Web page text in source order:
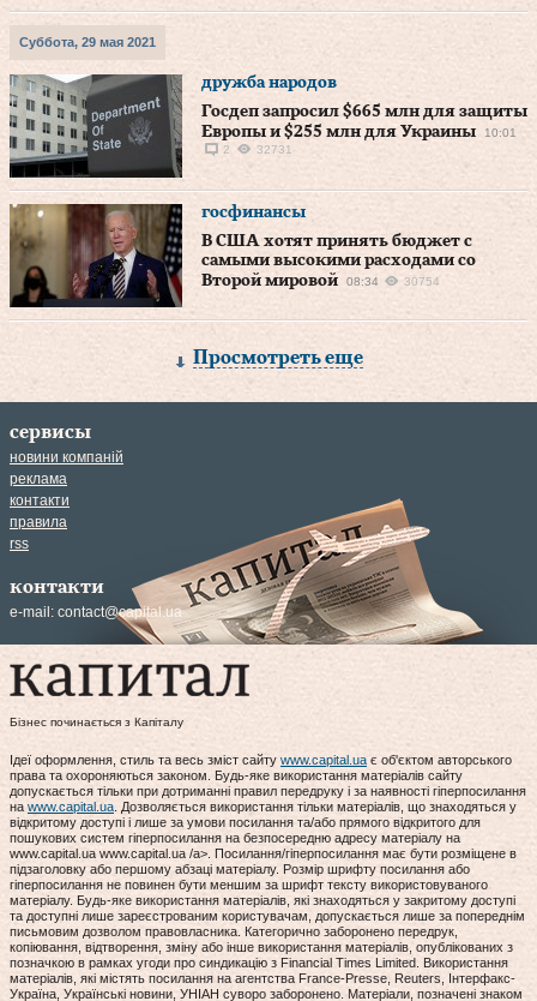
Суббота, 29 мая 2021
дружба народов
Госдеп запросил $665 млн для защиты
Европы и $255 млн для Украины
10:01
2
32731
госфинансы
В США хотят принять бюджет с
самыми высокими расходами со
Второй мировой
08:34 30754
Просмотреть еще
сервисы
новини компаній
реклама
контакти
правила
rss
контакти
e-mail: contact@capital.ua
Бізнес починається з Капіталу
Ідеї оформлення, стиль та весь зміст сайту www.capital.ua є об'єктом авторського
права та охороняються законом. Будь-яке використання матеріалів сайту
допускається тільки при дотриманні правил передруку і за наявності гіперпосилання
на www.capital.ua . Дозволяється використання тільки матеріалів, що знаходяться у
відкритому доступі і лише за умови посилання та/або прямого відкритого для
пошукових систем гіперпосилання на безпосередню адресу матеріалу на
www.capital.ua www.capital.ua /a>. Посилання/гіперпосилання має бути розміщене в
підзаголовку або першому абзаці матеріалу. Розмір шрифту посилання або
гіперпосилання не повинен бути меншим за шрифт тексту використовуваного
матеріалу. Будь-яке використання матеріалів, які знаходяться у закритому доступі
та доступні лише зареєстрованим користувачам, допускається лише за попереднім
письмовим дозволом правовласника. Категорично заборонено передрук,
копіювання, відтворення, зміну або інше використання матеріалів, опублікованих з
позначкою в рамках угоди про синдикацію з Financial Times Limited. Використання
матеріалів, які містять посилання на агентства France-Presse, Reuters, Інтерфакс-
Україна, Українські новини, УНІАН суворо заборонено. Матеріали, позначені знаком